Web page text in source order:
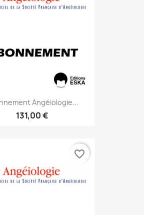
Angéiologie...
131,00 €
favorite_border